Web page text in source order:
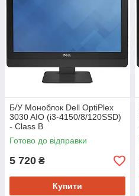
Б/У Моноблок Dell OptiPlex
3030 AIO (i3-4150/8/120SSD)
- Class B
Готово до відправки
5 720 ₴
Купити